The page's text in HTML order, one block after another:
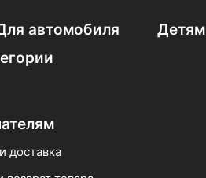
автомобиля Детям
доставка